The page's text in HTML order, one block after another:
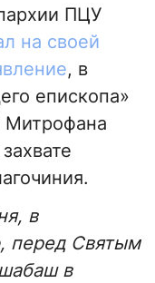
ПЦУ
на своей
, в
епископа»
Митрофана
в
перед Святым
в